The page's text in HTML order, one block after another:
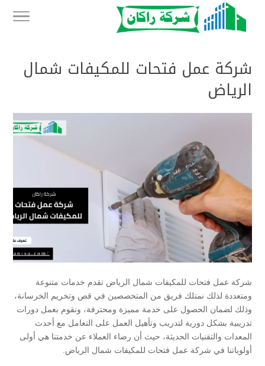
شركة عمل فتحات للمكيفات شمال
الرياض
شركة عمل فتحات للمكيفات شمال الرياض تقدم خدمات متنوعة
ومتعددة لذلك نمتلك فريق من المتخصصين في قص وتخريم الخرسانة،
وذلك لضمان الحصول على خدمة مميزة ومحترفة، ونقوم بعمل دورات
تدريبية بشكل دورية لتدريب وتأهيل العمل على التعامل مع أحدث
المعدات والتقنيات الحديثة، حيث أن رضاء العملاء عن خدمتنا هي أولى
أولوياتنا في شركة عمل فتحات للمكيفات شمال الرياض.